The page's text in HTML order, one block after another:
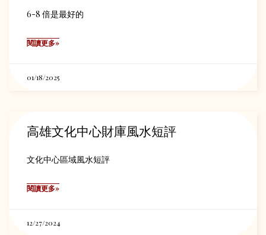
6-8 倍是最好的
閱讀更多»
01/18/2025
高雄文化中心財庫風水短評
文化中心區域風水短評
閱讀更多»
12/27/2024